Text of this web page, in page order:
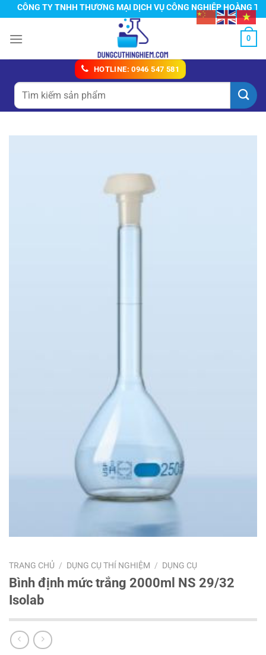
Chuyển
đến
nội
CÔNG TY TNHH THƯƠNG MẠI DỊCH VỤ CÔNG NGHIỆP HOÀNG TÍN
0
HOTLINE: 0946 547 581
Tìm
kiếm:
TRANG CHỦ / DỤNG CỤ THÍ NGHIỆM / DỤNG CỤ
Bình định mức trắng 2000ml NS 29/32
Isolab